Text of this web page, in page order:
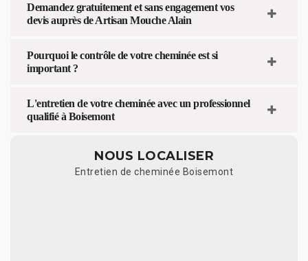
Demandez gratuitement et sans engagement vos
devis auprès de Artisan Mouche Alain
Pourquoi le contrôle de votre cheminée est si
important ?
L'entretien de votre cheminée avec un professionnel
qualifié à Boisemont
NOUS LOCALISER
Entretien de cheminée Boisemont